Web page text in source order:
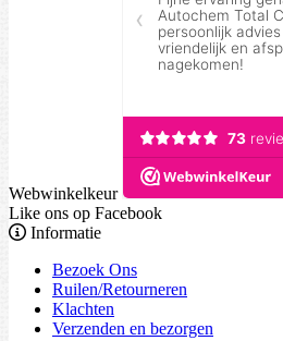
Webwinkelkeur
Like ons op Facebook
Informatie
Bezoek Ons
Ruilen/Retourneren
Klachten
Verzenden en bezorgen